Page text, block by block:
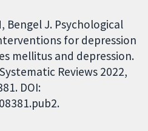
Bengel J. Psychological
for depression
mellitus and depression.
Reviews 2022,
DOI: